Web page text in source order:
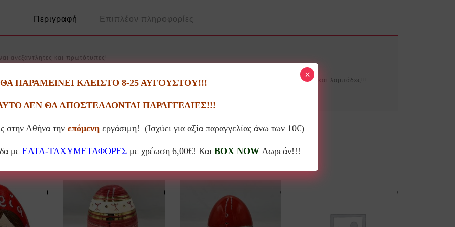
Περιγραφή Επιπλέον πληροφορίες
ανεξάντλητες και πρωτότυπες!
κορδέλες και άλλα συνθέτουν όμορφα διακοσμητικά αλλά και εποχιακά προϊόντα όπως γούρια και λαμπάδες!!!
Σχετικά προϊόντα
ΠΑΡΑΜΕΙΝΕΙ ΚΛΕΙΣΤΟ 8-25 ΑΥΓΟΥΣΤΟΥ!!!
ΔΕΝ ΘΑ ΑΠΟΣΤΕΛΛΟΝΤΑΙ ΠΑΡΑΓΓΕΛΙΕΣ!!!
στην Αθήνα την επόμενηεργάσιμη! (Ισχύει για αξία παραγγελίας άνω των 10€)
με ΕΛΤΑ-ΤΑΧΥΜΕΤΑΦΟΡΕΣμε χρέωση 6,00€! Και BOX NOWΔωρεάν!!!
×